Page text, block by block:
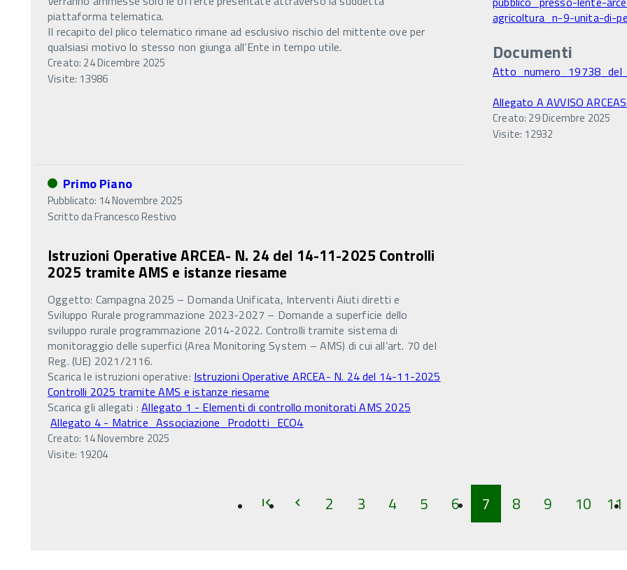
piattaforma telematica.
II recapito del plico telematico rimane ad esclusivo rischio del mittente ove per
qualsiasi motivo lo stesso non giunga all’Ente in tempo utile.
Creato: 24 Dicembre 2025
Visite: 13986
agricoltura_n-9-unita-di-
Documenti
Allegato A AVVISO ARCEA
Creato: 29 Dicembre 2025
Visite: 12932
Primo Piano
Pubblicato: 14 Novembre 2025
Scritto daFrancesco Restivo
Istruzioni Operative ARCEA- N. 24 del 14-11-2025 Controlli
2025 tramite AMS e istanze riesame
Oggetto: Campagna 2025 – Domanda Unificata, Interventi Aiuti diretti e
Sviluppo Rurale programmazione 2023-2027 – Domande a superficie dello
sviluppo rurale programmazione 2014-2022. Controlli tramite sistema di
monitoraggio delle superfici (Area Monitoring System – AMS) di cui all’art. 70 del
Reg. (UE) 2021/2116.
Scarica le istruzioni operative: Istruzioni Operative ARCEA- N. 24 del 14-11-2025
Controlli 2025 tramite AMS e istanze riesame
Scarica gli allegati :Allegato 1 - Elementi di controllo monitorati AMS 2025
Allegato 4 - Matrice_Associazione_Prodotti_ECO4
Creato: 14 Novembre 2025
Visite: 19204
first_page Iniziochevron_left Inizio2 3 4 5 6 7 8 9 10 11